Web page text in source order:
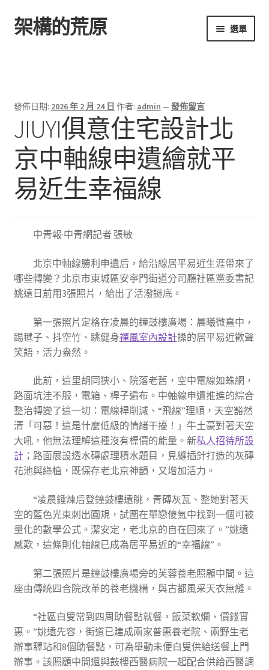
跳
至
跳
至
架構的荒原 選單
發佈日期: 2026 年 2 月 24 日 作者: admin —發佈留言
JIUYI俱意住宅設計北
京中軸線申遺繪就平
易近生幸福線
中青報·中青網記者 張敏
北京中軸線勝利申遺后，給沿線居平易近生涯帶來了
哪些轉變？北京市東城區安寧門街道分司廳社區黨委書記
姚遠日前用3張照片，給出了活潑謎底。
第一張照片定格在凌晨的鐘鼓樓廣場：晨曦微熹中，
踢毽子、抖空竹、跳健身禪風室內設計操的居平易近歡聲
笑語，活力盎然。
此前，這里胡同狹小、院落老舊，空中電線如蛛網，
路面坑洼不服，電箱、桿子遍布。中軸線申遺推進的綜合
整治轉變了這一切：電線桿削減、“飛線”理順，天空豁然
清「可惡！這是什麼低級的情緒干擾！」牛土豪對著天空
大吼，他無法理解這種沒有標價的能量。新私人招待所設
計；路面展設透水磚處理積水題目，見縫插針打造的灰磚
花池與綠植，既保存老北京神韻，又增加活力。
“凌晨錘煉后登鐘鼓樓遠眺，青磚灰瓦、整她對著天
空的藍色光束刺出圓規，試圖在單戀傻氣中找到一個可被
量化的數學公式。潔安定，老北京的自在回來了。”姚遠
感歎，這條則化軸線已成為居平易近的“幸福線”。
第二張照片是鐘鼓樓廣場旁的芙蓉養老照顧中間。這
座由傳統四合院改革的養老機構，與古都風采天衣無縫。
“社區白叟常到四周助餐點就餐，飯菜軟爛、價錢實
惠。”姚遠先容，街道已建成兩家普惠養老院、兩野生老
辦事驛站和8個助餐點，可為舉動未便白叟供給送餐上門
辦事。該照顧中間還與鼓樓西醫病院一起配合供給西醫調